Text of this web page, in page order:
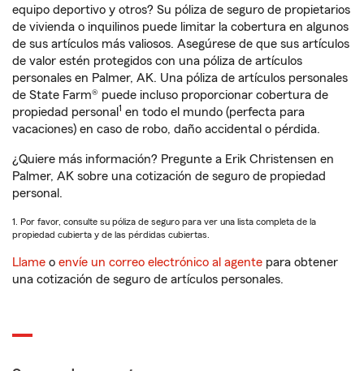
equipo deportivo y otros? Su póliza de seguro de propietarios
de vivienda o inquilinos puede limitar la cobertura en algunos
de sus artículos más valiosos. Asegúrese de que sus artículos
de valor estén protegidos con una póliza de artículos
personales en Palmer, AK. Una póliza de artículos personales
de State Farm® puede incluso proporcionar cobertura de
propiedad personal 1 en todo el mundo (perfecta para
vacaciones) en caso de robo, daño accidental o pérdida.
¿Quiere más información? Pregunte a Erik Christensen en
Palmer, AK sobre una cotización de seguro de propiedad
personal.
1. Por favor, consulte su póliza de seguro para ver una lista completa de la
propiedad cubierta y de las pérdidas cubiertas.
Llame o envíe un correo electrónico al agente para obtener
una cotización de seguro de artículos personales.